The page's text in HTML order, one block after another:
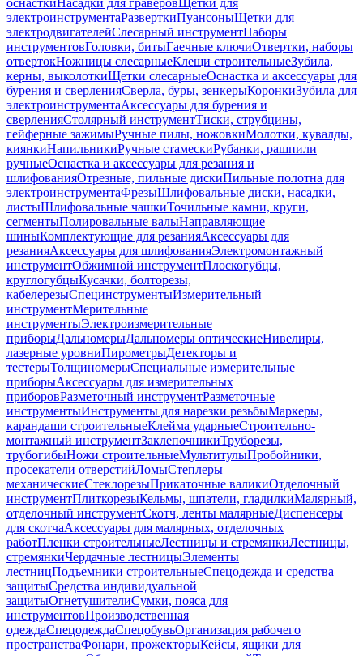
оснасткиНасадки для граверовЩетки для
электроинструментаРазверткиПуансоныЩетки для
электродвигателейСлесарный инструментНаборы
инструментовГоловки, битыГаечные ключиОтвертки, наборы
отвертокНожницы слесарныеКлещи строительныеЗубила,
керны, выколоткиЩетки слесарныеОснастка и аксессуары для
бурения и сверленияСверла, буры, зенкерыКоронкиЗубила для
электроинструментаАксессуары для бурения и
сверленияСтолярный инструментТиски, струбцины,
гейферные зажимыРучные пилы, ножовкиМолотки, кувалды,
киянкиНапильникиРучные стамескиРубанки, рашпили
ручныеОснастка и аксессуары для резания и
шлифованияОтрезные, пильные дискиПильные полотна для
электроинструментаФрезыШлифовальные диски, насадки,
листыШлифовальные чашкиТочильные камни, круги,
сегментыПолировальные валыНаправляющие
шиныКомплектующие для резанияАксессуары для
резанияАксессуары для шлифованияЭлектромонтажный
инструментОбжимной инструментПлоскогубцы,
круглогубцыКусачки, болторезы,
кабелерезыСпецинструментыИзмерительный
инструментМерительные
инструментыЭлектроизмерительные
приборыДальномерыДальномеры оптическиеНивелиры,
лазерные уровниПирометрыДетекторы и
тестерыТолщиномерыСпециальные измерительные
приборыАксессуары для измерительных
приборовРазметочный инструментРазметочные
инструментыИнструменты для нарезки резьбыМаркеры,
карандаши строительныеКлейма ударныеСтроительно-
монтажный инструментЗаклепочникиТруборезы,
трубогибыНожи строительныеМультитулыПробойники,
просекатели отверстийЛомыСтеплеры
механическиеСтеклорезыПрикаточные валикиОтделочный
инструментПлиткорезыКельмы, шпатели, гладилкиМалярный,
отделочный инструментСкотч, ленты малярныеДиспенсеры
для скотчаАксессуары для малярных, отделочных
работПленки строительныеЛестницы и стремянкиЛестницы,
стремянкиЧердачные лестницыЭлементы
лестницПодъемники строительныеСпецодежда и средства
защитыСредства индивидуальной
защитыОгнетушителиСумки, пояса для
инструментовПроизводственная
одеждаСпецодеждаСпецобувьОрганизация рабочего
пространстваФонари, прожекторыКейсы, ящики для